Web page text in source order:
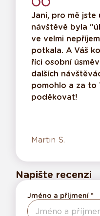
Jani, pro mě jste
návštěvě byla
ve velmi
potkala. A Váš
říci osobní
dalších
pomohlo a za to
poděkovat!
Martin S.
Napište recenzi
Jméno a příjmení